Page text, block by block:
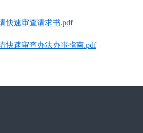
快速审查请求书.pdf
快速审查办法办事指南.pdf